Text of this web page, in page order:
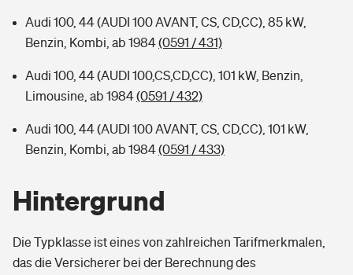
Audi 100, 44 (AUDI 100 AVANT, CS, CD,CC), 85 kW,
Benzin, Kombi, ab 1984(0591 / 431)
Audi 100, 44 (AUDI 100,CS,CD,CC), 101 kW, Benzin,
Limousine, ab 1984(0591 / 432)
Audi 100, 44 (AUDI 100 AVANT, CS, CD,CC), 101 kW,
Benzin, Kombi, ab 1984(0591 / 433)
Hintergrund
Die Typklasse ist eines von zahlreichen Tarifmerkmalen,
das die Versicherer bei der Berechnung des